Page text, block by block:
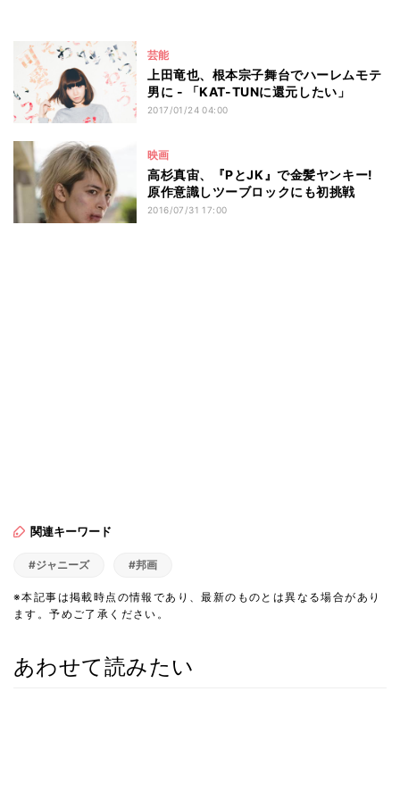
芸能
上田竜也、根本宗子舞台でハーレムモテ
男に - 「KAT-TUNに還元したい」
2017/01/24 04:00
映画
高杉真宙、『PとJK』で金髪ヤンキー!
原作意識しツーブロックにも初挑戦
2016/07/31 17:00
関連キーワード
#ジャニーズ #邦画
※本記事は掲載時点の情報であり、最新のものとは異なる場合があり
ます。予めご了承ください。
あわせて読みたい